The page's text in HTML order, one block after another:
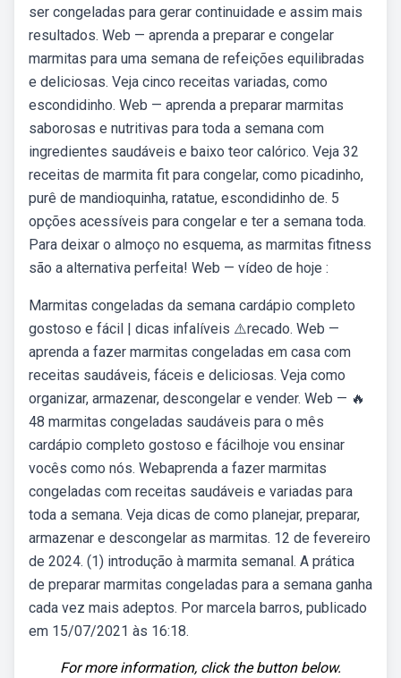
ser congeladas para gerar continuidade e assim mais
resultados. Web — aprenda a preparar e congelar
marmitas para uma semana de refeições equilibradas
e deliciosas. Veja cinco receitas variadas, como
escondidinho. Web — aprenda a preparar marmitas
saborosas e nutritivas para toda a semana com
ingredientes saudáveis e baixo teor calórico. Veja 32
receitas de marmita fit para congelar, como picadinho,
purê de mandioquinha, ratatue, escondidinho de. 5
opções acessíveis para congelar e ter a semana toda.
Para deixar o almoço no esquema, as marmitas fitness
são a alternativa perfeita! Web — vídeo de hoje :
Marmitas congeladas da semana cardápio completo
gostoso e fácil | dicas infalíveis ⚠️recado. Web —
aprenda a fazer marmitas congeladas em casa com
receitas saudáveis, fáceis e deliciosas. Veja como
organizar, armazenar, descongelar e vender. Web — 🔥
48 marmitas congeladas saudáveis para o mês
cardápio completo gostoso e fácilhoje vou ensinar
vocês como nós. Webaprenda a fazer marmitas
congeladas com receitas saudáveis e variadas para
toda a semana. Veja dicas de como planejar, preparar,
armazenar e descongelar as marmitas. 12 de fevereiro
de 2024. (1) introdução à marmita semanal. A prática
de preparar marmitas congeladas para a semana ganha
cada vez mais adeptos. Por marcela barros, publicado
em 15/07/2021 às 16:18.
For more information, click the button below.